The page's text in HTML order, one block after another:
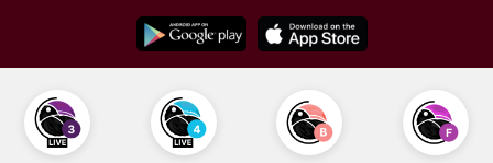
content